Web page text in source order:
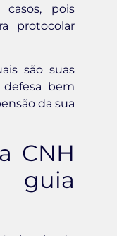
pois
protocolar
são suas
bem
da sua
CNH
guia